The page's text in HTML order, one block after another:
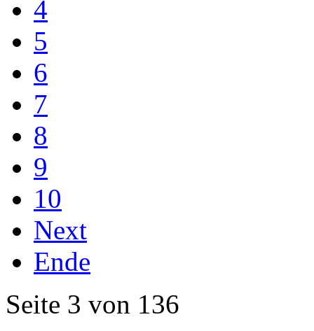
4
5
6
7
8
9
10
Next
Ende
Seite 3 von 136